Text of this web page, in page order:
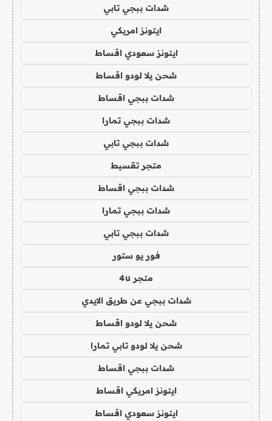
شدات ببجي تابي
ايتونز امريكي
ايتونز سعودي اقساط
شحن يلا لودو اقساط
شدات ببجي اقساط
شدات ببجي تمارا
شدات ببجي تابي
متجر تقسيط
شدات ببجي اقساط
شدات ببجي تمارا
شدات ببجي تابي
فور يو ستور
متجر 4u
شدات ببجي عن طريق الايدي
شحن يلا لودو اقساط
شحن يلا لودو تابي تمارا
شدات ببجي اقساط
ايتونز امريكي اقساط
ايتونز سعودي اقساط